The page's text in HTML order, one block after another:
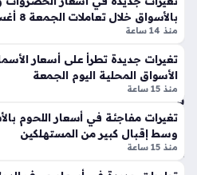
ست
انت
ون
و
إل
ى
ص
فو
ف
13
سا
عة
تو
ق
ف
مف
اج
ملحوظًا في مختلف الأسواق
سعر المزرعة وتكلفة البيع للمستهلك
بالأسواق خلال تعاملات الجمعة 8 أغسطس
منذ 14 ساعة
تغيرات جديدة تطرأ على أسعار
الأسواق المحلية اليوم الجمعة
منذ 15 ساعة
تغيرات مفاجئة في أسعار اللحوم
وسط إقبال كبير من المستهلكين
منذ 15 ساعة